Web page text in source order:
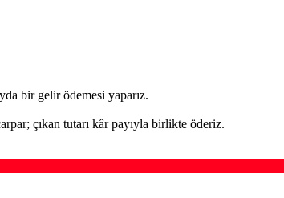
bir gelir ödemesi yaparız.
çıkan tutarı kâr payıyla birlikte öderiz.